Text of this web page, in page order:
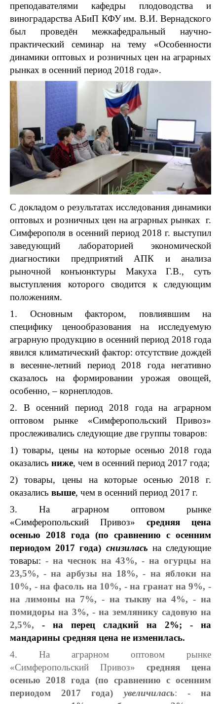
преподавателями кафедры плодоводства и
виноградарства АБиП КФУ им. В.И. Вернадского
был проведён межкафедральный научно-
практический семинар на тему «Особенности
динамики оптовых и розничных цен на аграрных
рынках в осенний период 2018 года».
С докладом о результатах исследования динамики
оптовых и розничных цен на аграрных рынках г.
Симферополя в осенний период 2018 г. выступил
заведующий лабораторией экономической
диагностики предприятий АПК и анализа
рыночной конъюнктуры Макуха Г.В., суть
выступления которого сводится к следующим
положениям.
1. Основным фактором, повлиявшим на
специфику ценообразования на исследуемую
аграрную продукцию в осенний период 2018 года
явился климатический фактор: отсутствие дождей
в весенне-летний период 2018 года негативно
сказалось на формировании урожая овощей,
особенно, – корнеплодов.
2. В осенний период 2018 года на аграрном
оптовом рынке «Симферопольский Привоз»
прослеживались следующие две группы товаров:
1) товары, цены на которые осенью 2018 года
оказались ниже, чем в осенний период 2017 года;
2) товары, цены на которые осенью 2018 г.
оказались выше, чем в осенний период 2017 г.
3. На аграрном оптовом рынке
«Симферопольский Привоз» средняя цена
осенью 2018 года (по сравнению с осенним
периодом 2017 года) снизилась на следующие
товары: - на чеснок на 43%, - на огурцы на
23,5%, - на арбузы на 18%, - на яблоки на
10%, - на фасоль на 10%, - на гранат на 9%, -
на лимоны на 7%, - на тыкву на 4%, - на
помидоры на 3%, - на землянику садовую на
2,5%, - на перец сладкий на 2%; - на
мандарины средняя цена не изменилась.
4. На аграрном оптовом рынке
«Симферопольский Привоз» средняя цена
осенью 2018 года (по сравнению с осенним
периодом 2017 года)
увеличилась: - на